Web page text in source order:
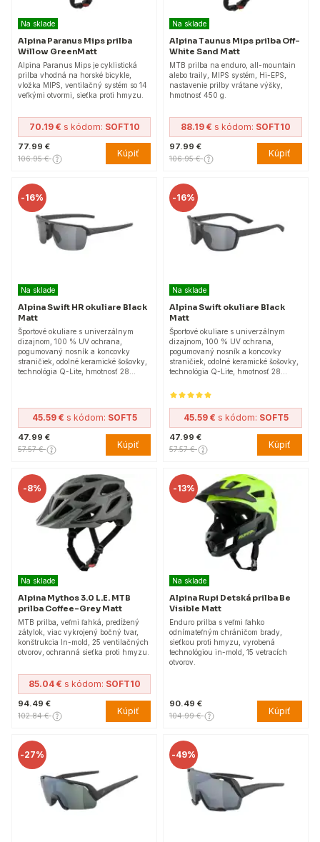
Na sklade
Alpina Paranus Mips prilba
Willow GreenMatt
Alpina Paranus Mips je cyklistická
prilba vhodná na horské bicykle,
vložka MIPS, ventilačný systém so 14
veľkými otvormi, sieťka proti hmyzu.
70.19 € s kódom: SOFT10
77.99 €
106.95 € Kúpiť
Na sklade
Alpina Taunus Mips prilba Off-
White Sand Matt
MTB prilba na enduro, all-mountain
alebo traily, MIPS systém, Hi-EPS,
nastavenie prilby vrátane výšky,
hmotnosť 450 g.
88.19 € s kódom: SOFT10
97.99 €
106.95 € Kúpiť
-16%
Na sklade
Alpina Swift HR okuliare Black
Matt
Športové okuliare s univerzálnym
dizajnom, 100 % UV ochrana,
pogumovaný nosník a koncovky
straničiek, odolné keramické šošovky,
technológia Q-Lite, hmotnosť 28…
45.59 € s kódom: SOFT5
47.99 €
57.57 € Kúpiť
-16%
Na sklade
Alpina Swift okuliare Black
Matt
Športové okuliare s univerzálnym
dizajnom, 100 % UV ochrana,
pogumovaný nosník a koncovky
straničiek, odolné keramické šošovky,
technológia Q-Lite, hmotnosť 28…
45.59 € s kódom: SOFT5
47.99 €
57.57 € Kúpiť
-8%
Na sklade
Alpina Mythos 3.0 L.E. MTB
prilba Coffee-Grey Matt
MTB prilba, veľmi ľahká, predĺžený
zátylok, viac vykrojený bočný tvar,
konštrukcia In-mold, 25 ventilačných
otvorov, ochranná sieťka proti hmyzu.
85.04 € s kódom: SOFT10
94.49 €
102.84 € Kúpiť
-13%
Na sklade
Alpina Rupi Detská prilba Be
Visible Matt
Enduro prilba s veľmi ľahko
odnímateľným chráničom brady,
sieťkou proti hmyzu, vyrobená
technológiou in-mold, 15 vetracích
otvorov.
90.49 €
104.99 € Kúpiť
-27% -49%